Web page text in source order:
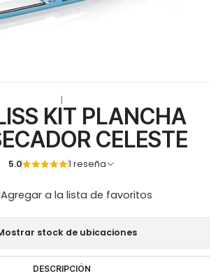
KIT PLANCHA
CELESTE
5.0 1 reseña
Agregar a la lista de favoritos
stock de ubicaciones
DESCRIPCIÓN